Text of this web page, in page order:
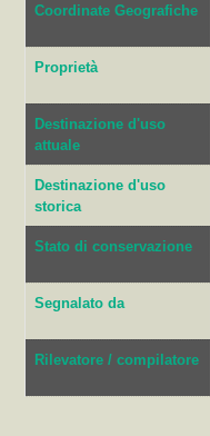
Coordinate Geografiche
Proprietà
Destinazione d'uso
attuale
Destinazione d'uso
storica
Stato di conservazione
Segnalato da
Rilevatore / compilatore